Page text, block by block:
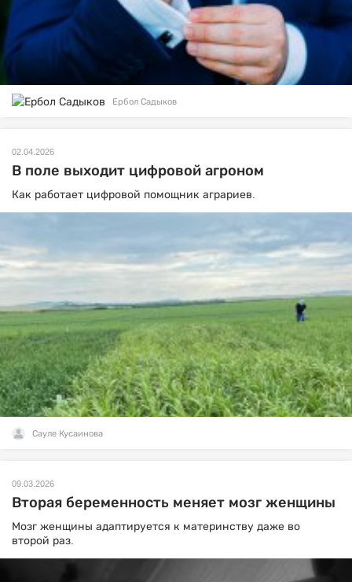
Ербол Садыков
02.04.2026
В поле выходит цифровой агроном
Как работает цифровой помощник аграриев.
Сауле Кусаинова
09.03.2026
Вторая беременность меняет мозг женщины
Мозг женщины адаптируется к материнству даже во
второй раз.